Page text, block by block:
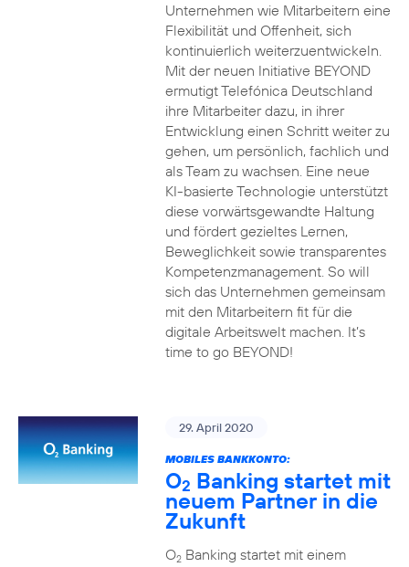
Unternehmen wie Mitarbeitern eine
Flexibilität und Offenheit, sich
kontinuierlich weiterzuentwickeln.
Mit der neuen Initiative BEYOND
ermutigt Telefónica Deutschland
ihre Mitarbeiter dazu, in ihrer
Entwicklung einen Schritt weiter zu
gehen, um persönlich, fachlich und
als Team zu wachsen. Eine neue
KI-basierte Technologie unterstützt
diese vorwärtsgewandte Haltung
und fördert gezieltes Lernen,
Beweglichkeit sowie transparentes
Kompetenzmanagement. So will
sich das Unternehmen gemeinsam
mit den Mitarbeitern fit für die
digitale Arbeitswelt machen. It’s
time to go BEYOND!
29. April 2020
MOBILES BANKKONTO:
O2 Banking startet mit
neuem Partner in die
Zukunft
O2Banking startet mit einem